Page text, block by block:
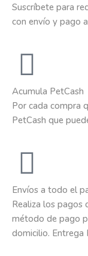
Suscríbete para
con envío y pago
Acumula PetCash
Por cada compra
PetCash que
Envíos a todo el
Realiza los pagos
método de pago
domicilio. Entrega